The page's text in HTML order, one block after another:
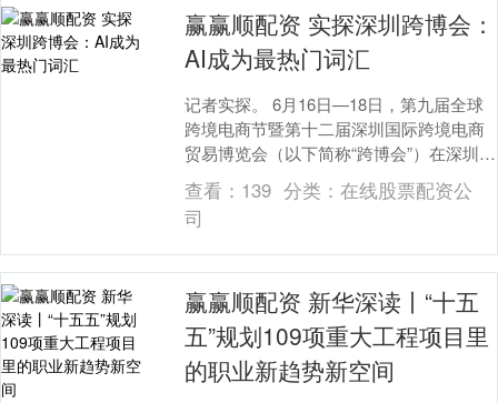
赢赢顺配资 实探深圳跨博会：
AI成为最热门词汇
记者实探。 6月16日—18日，第九届全球
跨境电商节暨第十二届深圳国际跨境电商
贸易博览会（以下简称“跨博会”）在深圳福
田会展中心举行。证券时报记者实探发
现，20....
查看： 139 分类： 在线股票配资公
司
赢赢顺配资 新华深读丨“十五
五”规划109项重大工程项目里
的职业新趋势新空间